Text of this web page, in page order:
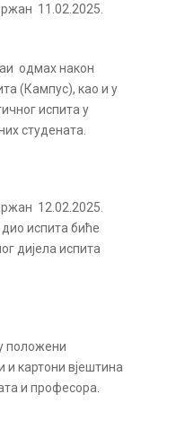
11.02.2025.
одмах након
(Кампус), као и у
испита у
студената.
12.02.2025.
испита биће
дијела испита
положени
и картони вјештина
и професора.